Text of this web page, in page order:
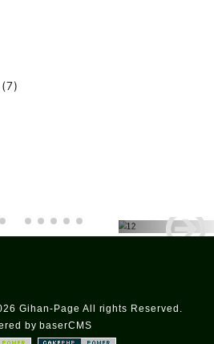
(7)
Gihan-Page All rights Reserved.
by baserCMS